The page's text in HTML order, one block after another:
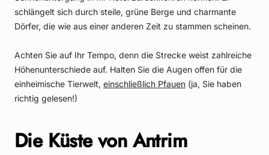
schlängelt sich durch steile, grüne Berge und charmante
Dörfer, die wie aus einer anderen Zeit zu stammen scheinen.
Achten Sie auf Ihr Tempo, denn die Strecke weist zahlreiche
Höhenunterschiede auf. Halten Sie die Augen offen für die
einheimische Tierwelt, einschließlich Pfauen (ja, Sie haben
richtig gelesen!)
Die Küste von Antrim